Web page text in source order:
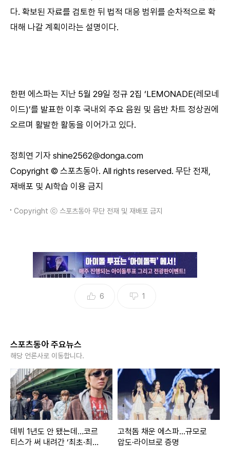
다. 확보된 자료를 검토한 뒤 법적 대응 범위를 순차적으로 확
대해 나갈 계획이라는 설명이다.
한편 에스파는 지난 5월 29일 정규 2집 ‘LEMONADE(레모네
이드)’를 발표한 이후 국내외 주요 음원 및 음반 차트 정상권에
오르며 활발한 활동을 이어가고 있다.
정희연 기자 shine2562@donga.com
Copyright © 스포츠동아. All rights reserved. 무단 전재,
재배포 및 AI학습 이용 금지
Copyright ⓒ 스포츠동아 무단 전재 및 재배포 금지
6 1
스포츠동아 주요뉴스
해당 언론사로 이동합니다.
데뷔 1년도 안 됐는데…코르
티스가 써 내려간 ‘최초·최단’
고척돔 채운 에스파…규모로
압도·라이브로 증명